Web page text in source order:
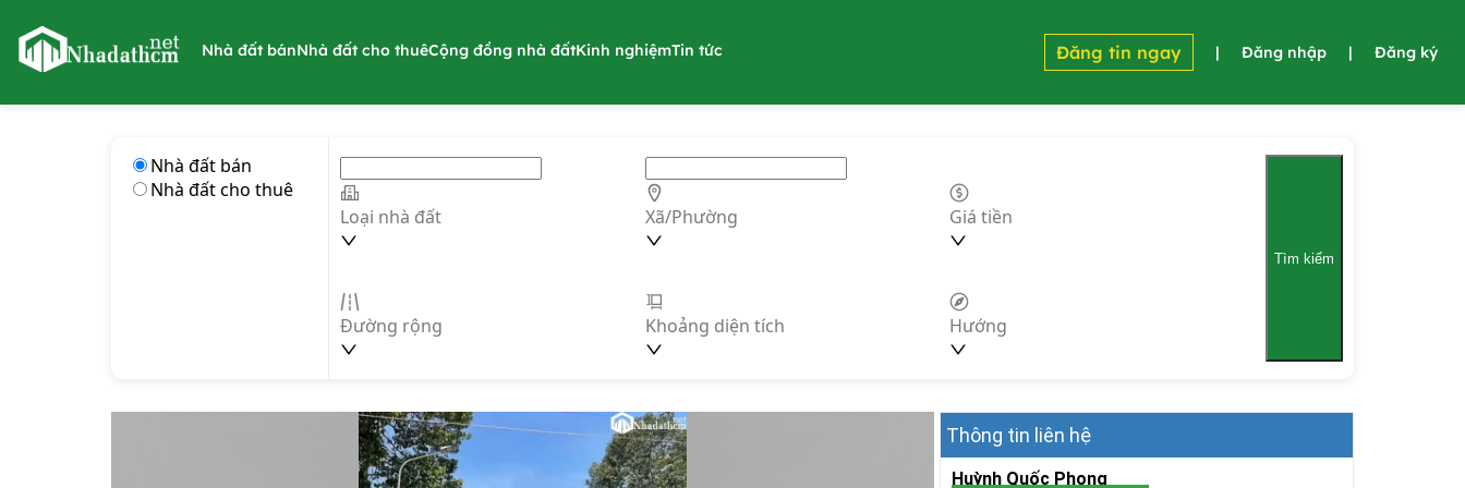
nhadathcm.net
Nhà đất bánNhà đất cho thuêCộng đồng nhà đấtKinh nghiệmTin tức Đăng tin ngay | Đăng nhập | Đăng ký
Nhà đất bán
Nhà đất cho thuê
Loại nhà đất
Xã/Phường Giá tiền
Đường rộng Khoảng diện tích Hướng
Tìm kiếm
Thông tin liên hệ
Huỳnh Quốc Phong